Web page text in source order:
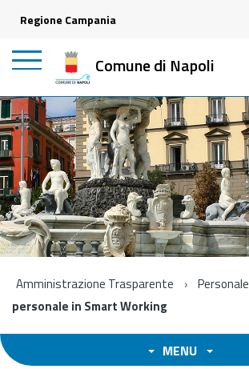
Regione Campania
Comune di Napoli
Amministrazione Trasparente Personale
personale in Smart Working
MENU